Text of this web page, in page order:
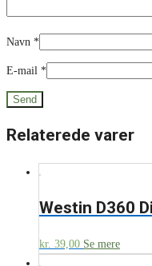
Navn *
E-mail *
Relaterede varer
Westin D360
kr. 39,00 Se mere